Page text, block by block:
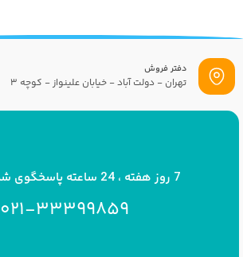
دفتر فروش
تهران - دولت آباد - خیابان علینواز - کوچه 3
7 روز هفته ، 24 ساعته پاسخگوی شما هستیم
021-33399859